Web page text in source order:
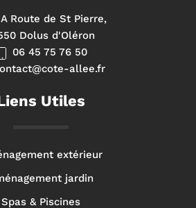
A Route de St Pierre,
Dolus d'Oléron
06 45 75 76 50
allee.fr
Utiles
extérieur
jardin
Spas & Piscines